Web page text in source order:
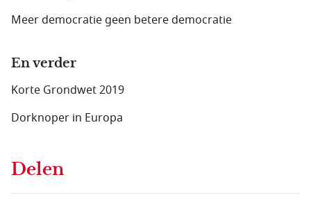
Meer democratie geen betere democratie
En verder
Korte Grondwet 2019
Dorknoper in Europa
Delen